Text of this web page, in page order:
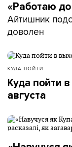
«Работаю до
Айтишник
доволен
КУДА ПОЙТИ
Куда пойти
августа